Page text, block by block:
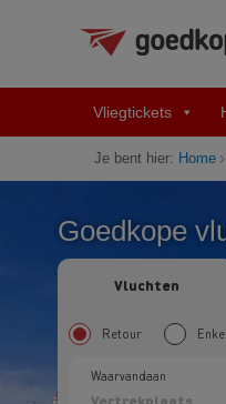
Vliegtickets
Je bent hier: Home
Goedkope